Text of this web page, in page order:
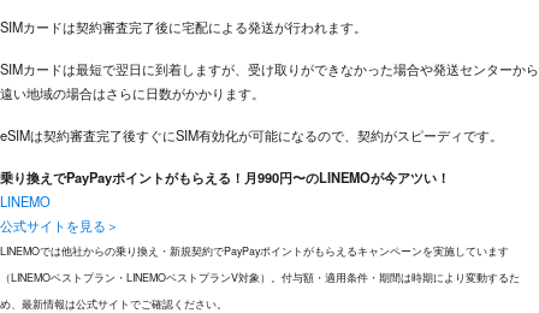
SIMカードは契約審査完了後に宅配による発送が行われます。
SIMカードは最短で翌日に到着しますが、受け取りができなかった場合や発送センターから
遠い地域の場合はさらに日数がかかります。
eSIMは契約審査完了後すぐにSIM有効化が可能になるので、契約がスピーディです。
乗り換えでPayPayポイントがもらえる！月990円〜のLINEMOが今アツい！
LINEMO
公式サイトを見る＞
LINEMOでは他社からの乗り換え・新規契約でPayPayポイントがもらえるキャンペーンを実施しています
（LINEMOベストプラン・LINEMOベストプランV対象）。付与額・適用条件・期間は時期により変動するた
め、最新情報は公式サイトでご確認ください。